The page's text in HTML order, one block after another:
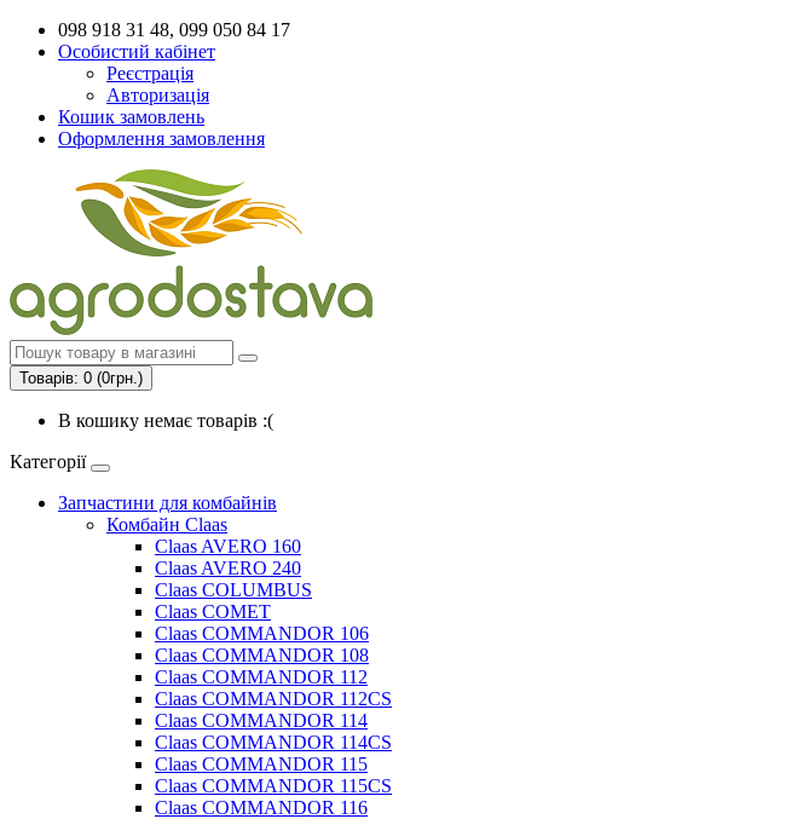
098 918 31 48, 099 050 84 17
Особистий кабінет
Реєстрація
Авторизація
Кошик замовлень
Оформлення замовлення
Товарів: 0 (0грн.)
В кошику немає товарів :(
Категорії
Запчастини для комбайнів
Комбайн Claas
Claas AVERO 160
Claas AVERO 240
Claas COLUMBUS
Claas COMET
Claas COMMANDOR 106
Claas COMMANDOR 108
Claas COMMANDOR 112
Claas COMMANDOR 112CS
Claas COMMANDOR 114
Claas COMMANDOR 114CS
Claas COMMANDOR 115
Claas COMMANDOR 115CS
Claas COMMANDOR 116